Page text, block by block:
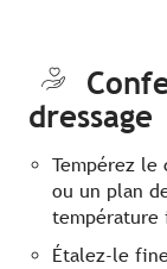
dressage
Tempérez le
ou un plan
température
Étalez-le